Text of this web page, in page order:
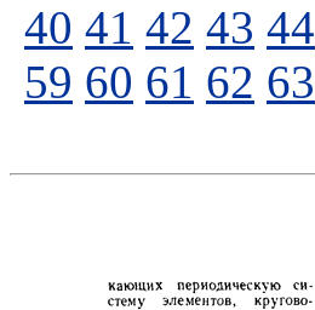
40 41 42 43 44
59 60 61 62 63